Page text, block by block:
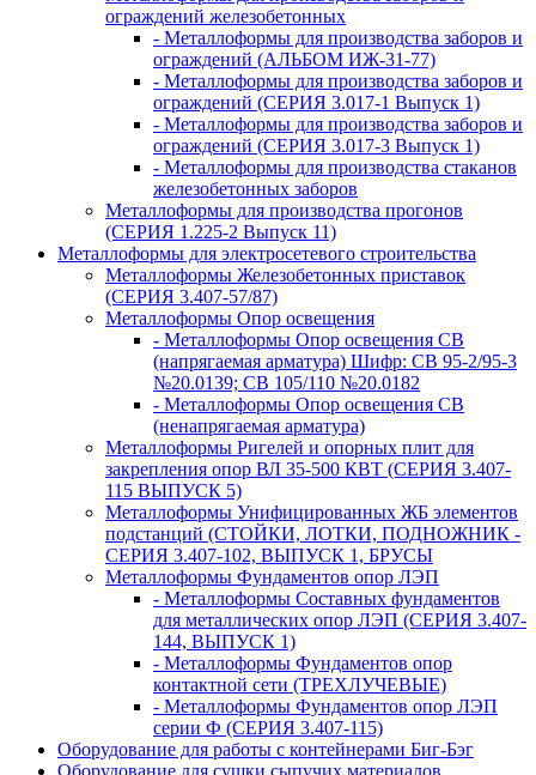
ограждений железобетонных
- Металлоформы для производства заборов и
ограждений (АЛЬБОМ ИЖ-31-77)
- Металлоформы для производства заборов и
ограждений (СЕРИЯ 3.017-1 Выпуск 1)
- Металлоформы для производства заборов и
ограждений (СЕРИЯ 3.017-3 Выпуск 1)
- Металлоформы для производства стаканов
железобетонных заборов
Металлоформы для производства прогонов
(СЕРИЯ 1.225-2 Выпуск 11)
Металлоформы для электросетевого строительства
Металлоформы Железобетонных приставок
(СЕРИЯ 3.407-57/87)
Металлоформы Опор освещения
- Металлоформы Опор освещения СВ
(напрягаемая арматура) Шифр: СВ 95-2/95-3
№20.0139; СВ 105/110 №20.0182
- Металлоформы Опор освещения СВ
(ненапрягаемая арматура)
Металлоформы Ригелей и опорных плит для
закрепления опор ВЛ 35-500 КВТ (СЕРИЯ 3.407-
115 ВЫПУСК 5)
Металлоформы Унифицированных ЖБ элементов
подстанций (СТОЙКИ, ЛОТКИ, ПОДНОЖНИК -
СЕРИЯ 3.407-102, ВЫПУСК 1, БРУСЫ
Металлоформы Фундаментов опор ЛЭП
- Металлоформы Составных фундаментов
для металлических опор ЛЭП (СЕРИЯ 3.407-
144, ВЫПУСК 1)
- Металлоформы Фундаментов опор
контактной сети (ТРЕХЛУЧЕВЫЕ)
- Металлоформы Фундаментов опор ЛЭП
серии Ф (СЕРИЯ 3.407-115)
Оборудование для работы с контейнерами Биг-Бэг
Оборудование для сушки сыпучих материалов